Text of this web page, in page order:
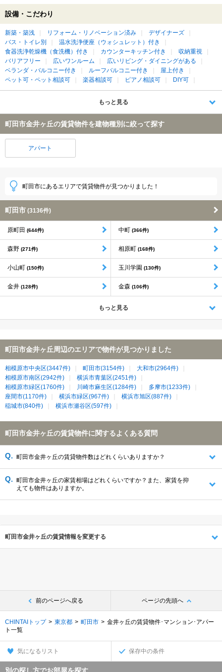
設備・こだわり
新築・築浅 リフォーム・リノベーション済み
デザイナーズ
バス・トイレ別
温水洗浄便座（ウォシュレット）付き
食器洗浄乾燥機（食洗機）付き
カウンターキッチン付き
収納重視
バリアフリー
広いワンルーム
広いリビング・ダイニングがある
ベランダ・バルコニー付き
ルーフバルコニー付き
屋上付き
ペット可・ペット相談可
楽器相談可 ピアノ相談可 DIY可
もっと見る
町田市金井ヶ丘の賃貸物件を建物種別に絞って探す
アパート
町田市にあるエリアで賃貸物件が見つかりました！
町田市 (3136件)
原町田 (644件) 中町 (366件)
森野 (271件) 相原町 (168件)
小山町 (150件) 玉川学園 (130件)
金井 (128件) 金森 (106件)
もっと見る
町田市金井ヶ丘周辺のエリアで物件が見つかりました
相模原市中央区(3447件) 町田市(3154件)
大和市(2964件)
相模原市南区(2942件)
横浜市青葉区(2451件)
相模原市緑区(1760件)
川崎市麻生区(1284件)
多摩市(1233件)
座間市(1170件)
横浜市緑区(967件)
横浜市旭区(887件)
稲城市(840件)
横浜市瀬谷区(597件)
町田市金井ヶ丘の賃貸物件に関するよくある質問
町田市金井ヶ丘の賃貸物件数はどれくらいありますか？
町田市金井ヶ丘の家賃相場はどれくらいですか？また、家賃を抑
えても物件はありますか。
町田市金井ヶ丘の賃貸情報を変更する
前のページへ戻る ページの先頭へ
CHINTAIトップ 東京都 町田市
金井ヶ丘の賃貸物件･マンション･アパー
ト一覧
気になるリスト 保存中の条件
別の探し方でお部屋を探す